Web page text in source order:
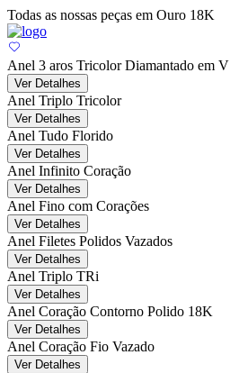
Todas as nossas peças em Ouro 18K
Anel 3 aros Tricolor Diamantado em V
Ver Detalhes
Anel Triplo Tricolor
Ver Detalhes
Anel Tudo Florido
Ver Detalhes
Anel Infinito Coração
Ver Detalhes
Anel Fino com Corações
Ver Detalhes
Anel Filetes Polidos Vazados
Ver Detalhes
Anel Triplo TRi
Ver Detalhes
Anel Coração Contorno Polido 18K
Ver Detalhes
Anel Coração Fio Vazado
Ver Detalhes